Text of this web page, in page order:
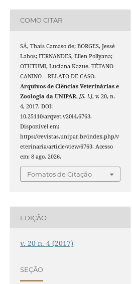
COMO CITAR
SÁ, Thaís Camaso de; BORGES, Jessé
Lahos; FERNANDES, Ellen Pollyana;
OTUTUMI, Luciana Kazue. TÉTANO
CANINO – RELATO DE CASO.
Arquivos de Ciências Veterinárias e
Zoologia da UNIPAR,[S. l.], v. 20, n.
4, 2017. DOI:
10.25110/arqvet.v20i4.6763.
Disponível em:
https://revistas.unipar.br/index.php/v
eterinaria/article/view/6763. Acesso
em: 8 ago. 2026.
Fomatos de Citação
EDIÇÃO
v. 20 n. 4 (2017)
SEÇÃO